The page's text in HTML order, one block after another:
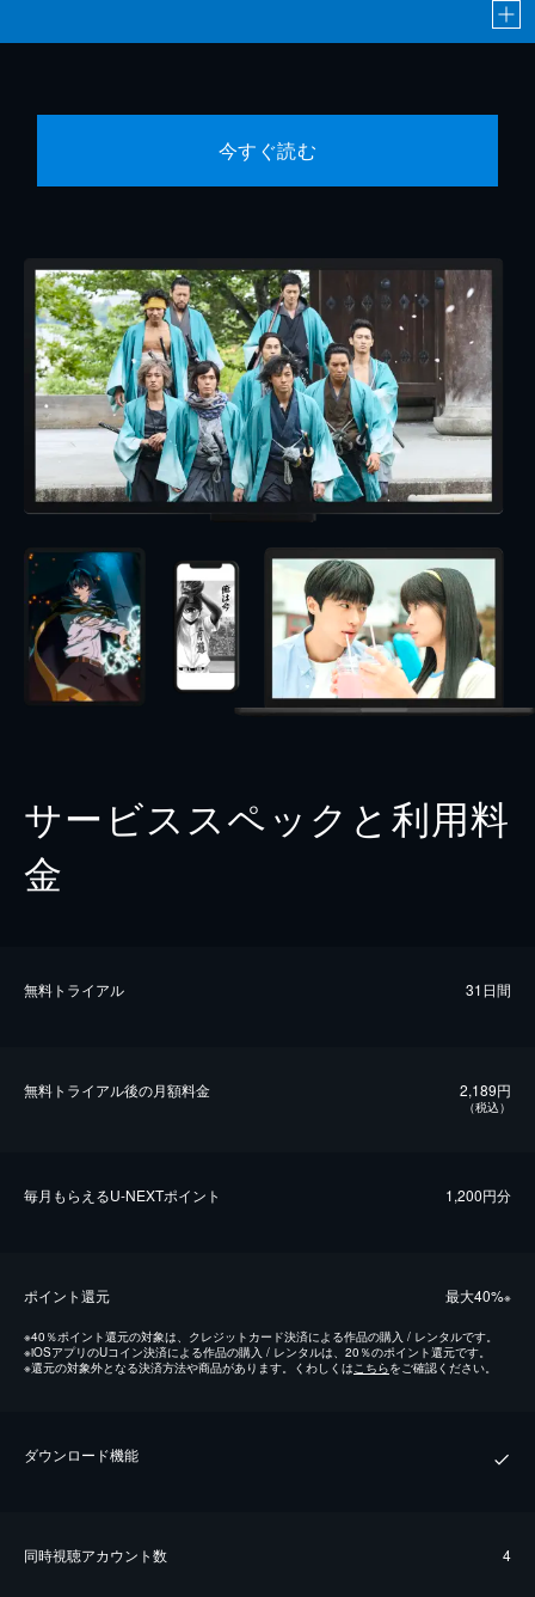
今すぐ読む
サービススペックと利用料
金
無料トライアル 31日間
無料トライアル後の⽉額料金 2,189円
（税込）
毎⽉もらえるU-NEXTポイント 1,200円分
ポイント還元 最⼤40%※
※40％ポイント還元の対象は、クレジットカード決済による作品の購入 / レンタルです。
※iOSアプリのUコイン決済による作品の購入 / レンタルは、20％のポイント還元です。
※還元の対象外となる決済方法や商品があります。くわしくはこちらをご確認ください。
ダウンロード機能
同時視聴アカウント数 4